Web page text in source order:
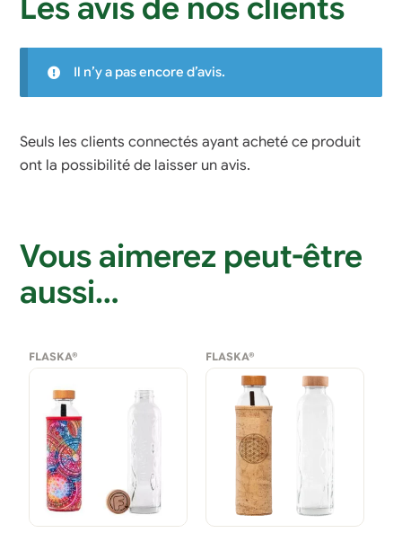
Les avis de nos clients
Il n’y a pas encore d’avis.
Seuls les clients connectés ayant acheté ce produit
ont la possibilité de laisser un avis.
Vous aimerez peut-être
aussi…
FLASKA® FLASKA®